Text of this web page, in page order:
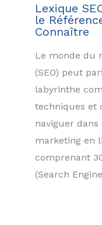
Lexique
le
Connaître
Le monde du
(SEO) peut
labyrinthe
techniques et
naviguer
marketing en
comprenant
(Search